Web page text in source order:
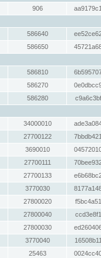
906
586640
586650
586810
586270
586280
34000010
27700122
3690010
27700111
27700133
3770030
27800020
27800040
27800030
3770040
25463